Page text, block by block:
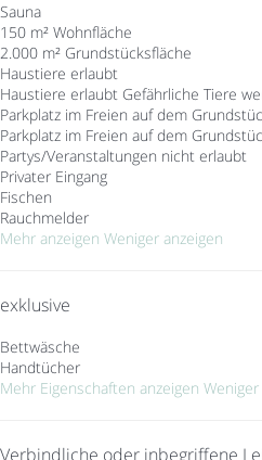
Sauna
150 m² Wohnfläche
2.000 m² Grundstücksfläche
Haustiere erlaubt
Haustiere erlaubt Gefährliche Tiere
Parkplatz im Freien auf dem
Parkplatz im Freien auf dem
Partys/Veranstaltungen nicht erlaubt
Privater Eingang
Fischen
Rauchmelder
Mehr anzeigen Weniger anzeigen
exklusive
Bettwäsche
Handtücher
Mehr Eigenschaften anzeigen
Verbindliche oder inbegriffene